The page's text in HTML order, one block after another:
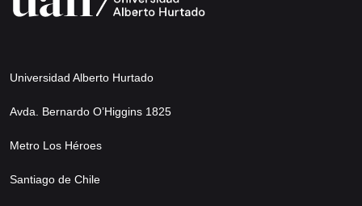
Universidad Alberto Hurtado
Avda. Bernardo O’Higgins 1825
Metro Los Héroes
Santiago de Chile